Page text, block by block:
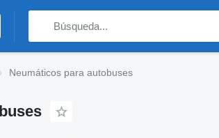
Neumáticos para autobuses